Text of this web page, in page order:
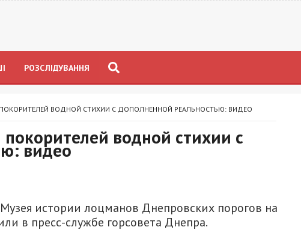
РОЗСЛІДУВАННЯ
ВОДНОЙ СТИХИИ С ДОПОЛНЕННОЙ РЕАЛЬНОСТЬЮ: ВИДЕО
водной стихии с
видео
истории лоцманов Днепровских порогов на
в пресс-службе горсовета Днепра.